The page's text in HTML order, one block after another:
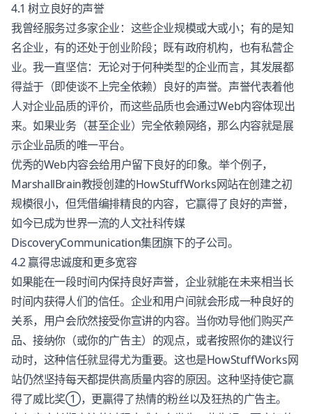
4.1 树立良好的声誉
我曾经服务过多家企业：这些企业规模或大或小；有的是知
名企业，有的还处于创业阶段；既有政府机构，也有私营企
业。我一直坚信：无论对于何种类型的企业而言，其发展都
得益于（即使谈不上完全依赖）良好的声誉。声誉代表着他
人对企业品质的评价，而这些品质也会通过Web内容体现出
来。如果业务（甚至企业）完全依赖网络，那么内容就是展
示企业品质的唯一平台。
优秀的Web内容会给用户留下良好的印象。举个例子，
MarshallBrain教授创建的HowStuffWorks网站在创建之初
规模很小，但凭借编排精良的内容，它赢得了良好的声誉，
如今已成为世界一流的人文社科传媒
DiscoveryCommunication集团旗下的子公司。
4.2 赢得忠诚度和更多宽容
如果能在一段时间内保持良好声誉，企业就能在未来相当长
时间内获得人们的信任。企业和用户间就会形成一种良好的
关系，用户会欣然接受你宣讲的内容。当你劝导他们购买产
品、接纳你（或你的广告主）的观点，或者按照你的建议行
动时，这种信任就显得尤为重要。这也是HowStuffWorks网
站仍然坚持每天都提供高质量内容的原因。这种坚持使它赢
得了威比奖①，更贏得了热情的粉丝以及狂热的广告主。